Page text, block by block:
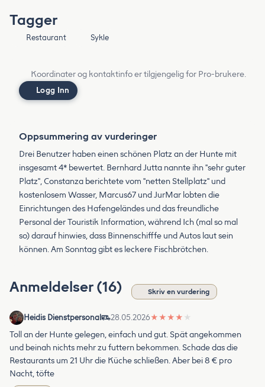
Tagger
Restaurant Sykle
Koordinater og kontaktinfo er tilgjengelig for Pro-brukere.
Logg Inn
Oppsummering av vurderinger
Drei Benutzer haben einen schönen Platz an der Hunte mit
insgesamt 4* bewertet. Bernhard Jutta nannte ihn "sehr guter
Platz", Constanza berichtete vom "netten Stellplatz" und
kostenlosem Wasser, Marcus67 und JurMar lobten die
Einrichtungen des Hafengeländes und das freundliche
Personal der Touristik Information, während Ich (mal so mal
so) darauf hinwies, dass Binnenschifffe und Autos laut sein
können. Am Sonntag gibt es leckere Fischbrötchen.
Anmeldelser (16) Skriv en vurdering
Heidis Dienstpersonal 28.05.2026★ ★ ★ ★ ★
Toll an der Hunte gelegen, einfach und gut. Spät angekommen
und beinah nichts mehr zu futtern bekommen. Schade das die
Restaurants um 21 Uhr die Küche schließen. Aber bei 8 € pro
Nacht, töfte